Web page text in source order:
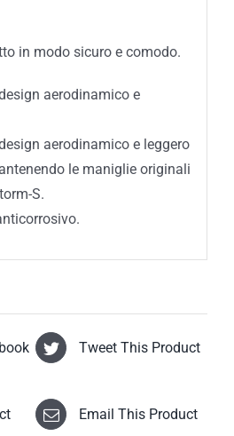
in modo sicuro e comodo.
aerodinamico e
aerodinamico e leggero
le maniglie originali
S.
Tweet This Product
Email This Product